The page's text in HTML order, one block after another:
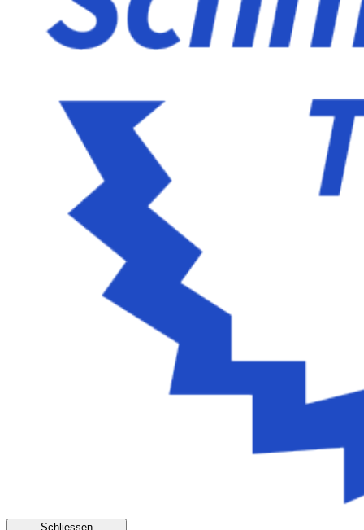
Schliessen